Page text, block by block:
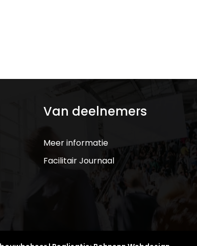
Van deelnemers
Meer informatie
Facilitair Journaal